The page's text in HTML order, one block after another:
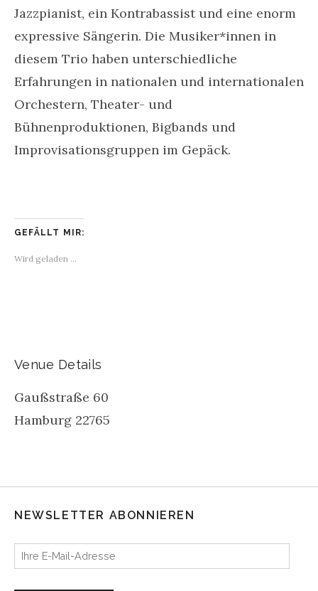
Jazzpianist, ein Kontrabassist und eine enorm
expressive Sängerin. Die Musiker*innen in
diesem Trio haben unterschiedliche
Erfahrungen in nationalen und internationalen
Orchestern, Theater- und
Bühnenproduktionen, Bigbands und
Improvisationsgruppen im Gepäck.
GEFÄLLT MIR:
Wird geladen …
Venue Details
Gaußstraße 60
Hamburg 22765
NEWSLETTER ABONNIEREN
Ihre E-Mail-Adresse